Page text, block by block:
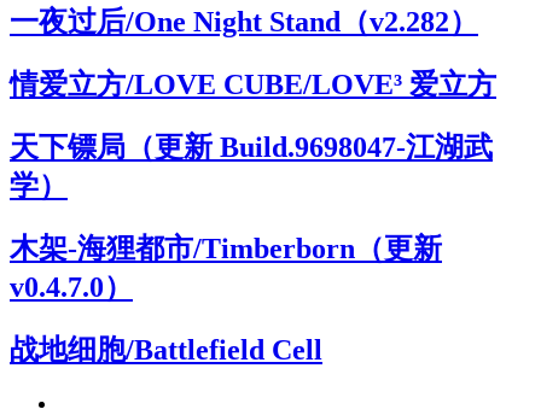
一夜过后/One Night Stand（v2.282）
情爱立方/LOVE CUBE/LOVE³ 爱立方
天下镖局（更新 Build.9698047-江湖武
学）
木架-海狸都市/Timberborn（更新
v0.4.7.0）
战地细胞/Battlefield Cell